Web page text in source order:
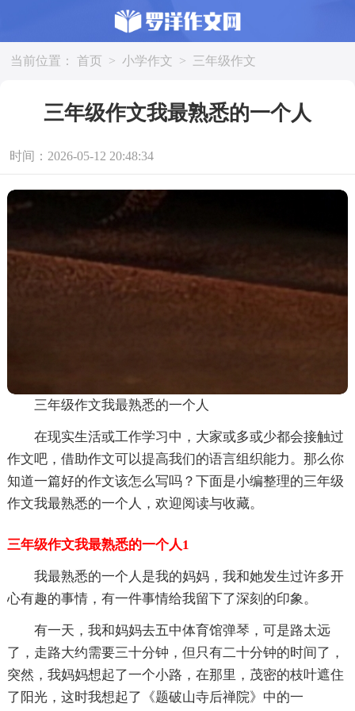
当前位置： 首页 > 小学作文 > 三年级作文
三年级作文我最熟悉的一个人
时间：2026-05-12 20:48:34
三年级作文我最熟悉的一个人
在现实生活或工作学习中，大家或多或少都会接触过
作文吧，借助作文可以提高我们的语言组织能力。那么你
知道一篇好的作文该怎么写吗？下面是小编整理的三年级
作文我最熟悉的一个人，欢迎阅读与收藏。
三年级作文我最熟悉的一个人1
我最熟悉的一个人是我的妈妈，我和她发生过许多开
心有趣的事情，有一件事情给我留下了深刻的印象。
有一天，我和妈妈去五中体育馆弹琴，可是路太远
了，走路大约需要三十分钟，但只有二十分钟的时间了，
突然，我妈妈想起了一个小路，在那里，茂密的枝叶遮住
了阳光，这时我想起了《题破山寺后禅院》中的一